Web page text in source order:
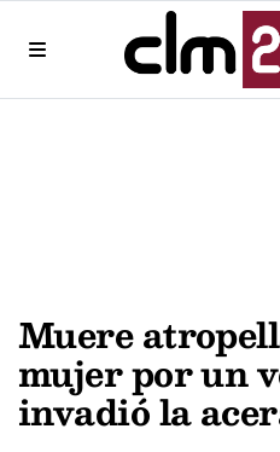
Muere
mujer por un
invadió la